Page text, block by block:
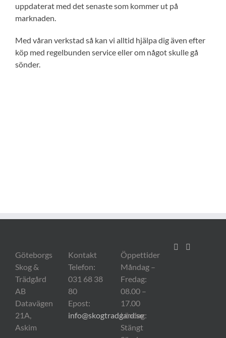
uppdaterat med det senaste som kommer ut på
marknaden.
Med våran verkstad så kan vi alltid hjälpa dig även efter
köp med regelbunden service eller om något skulle gå
sönder.
Göteborgs
Skog &
Trädgård
AB
Datavägen
21A,
Askim
Kontakt
Telefon:
031 68 38
80
Epost:
info@skogtradgard.se
Öppettider
Måndag –
Fredag:
08.00 –
17.00
Lördag:
Stängt